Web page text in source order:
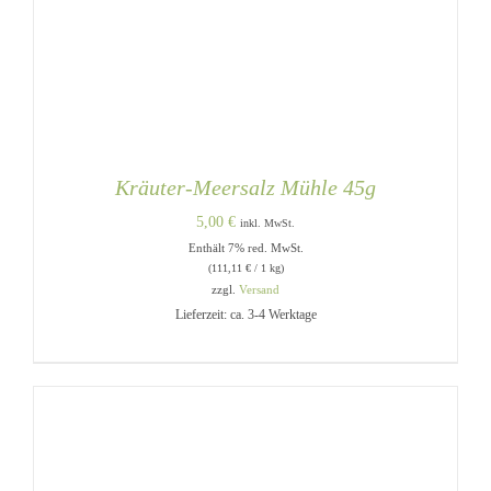
Kräuter-Meersalz Mühle 45g
5,00 € inkl. MwSt.
Enthält 7% red. MwSt.
(111,11 €/ 1 kg)
zzgl. Versand
Lieferzeit: ca. 3-4 Werktage